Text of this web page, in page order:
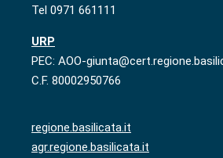
Tel 0971 661111
URP
PEC: AOO-
C.F. 80002950766
regione.basilicata.it
agr.regione.basilicata.it